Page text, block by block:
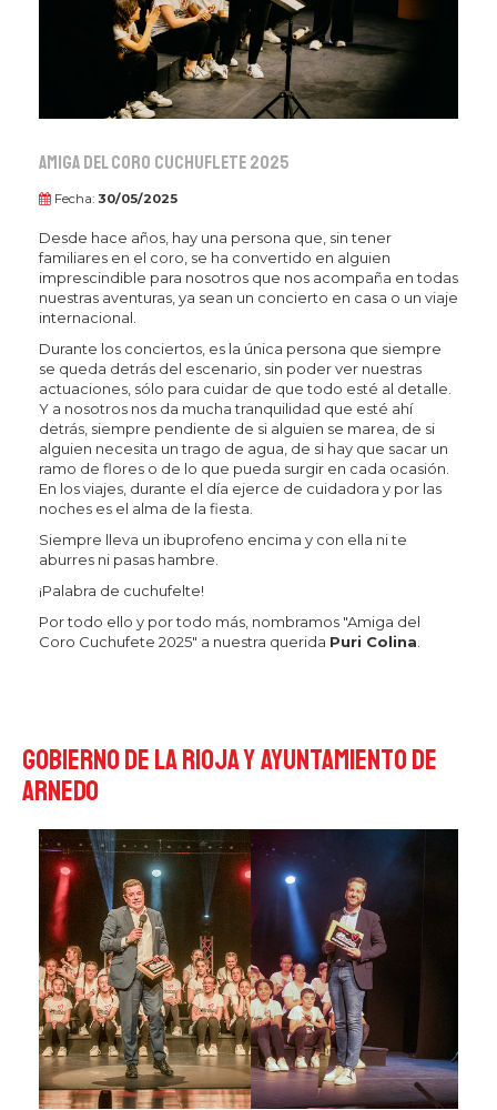
Amiga del Coro Cuchuflete 2025
Fecha: 30/05/2025
Desde hace años, hay una persona que, sin tener
familiares en el coro, se ha convertido en alguien
imprescindible para nosotros que nos acompaña en todas
nuestras aventuras, ya sean un concierto en casa o un viaje
internacional.
Durante los conciertos, es la única persona que siempre
se queda detrás del escenario, sin poder ver nuestras
actuaciones, sólo para cuidar de que todo esté al detalle.
Y a nosotros nos da mucha tranquilidad que esté ahí
detrás, siempre pendiente de si alguien se marea, de si
alguien necesita un trago de agua, de si hay que sacar un
ramo de flores o de lo que pueda surgir en cada ocasión.
En los viajes, durante el día ejerce de cuidadora y por las
noches es el alma de la fiesta.
Siempre lleva un ibuprofeno encima y con ella ni te
aburres ni pasas hambre.
¡Palabra de cuchufelte!
Por todo ello y por todo más, nombramos "Amiga del
Coro Cuchufete 2025" a nuestra querida Puri Colina
Gobierno de La Rioja y Ayuntamiento de
Arnedo